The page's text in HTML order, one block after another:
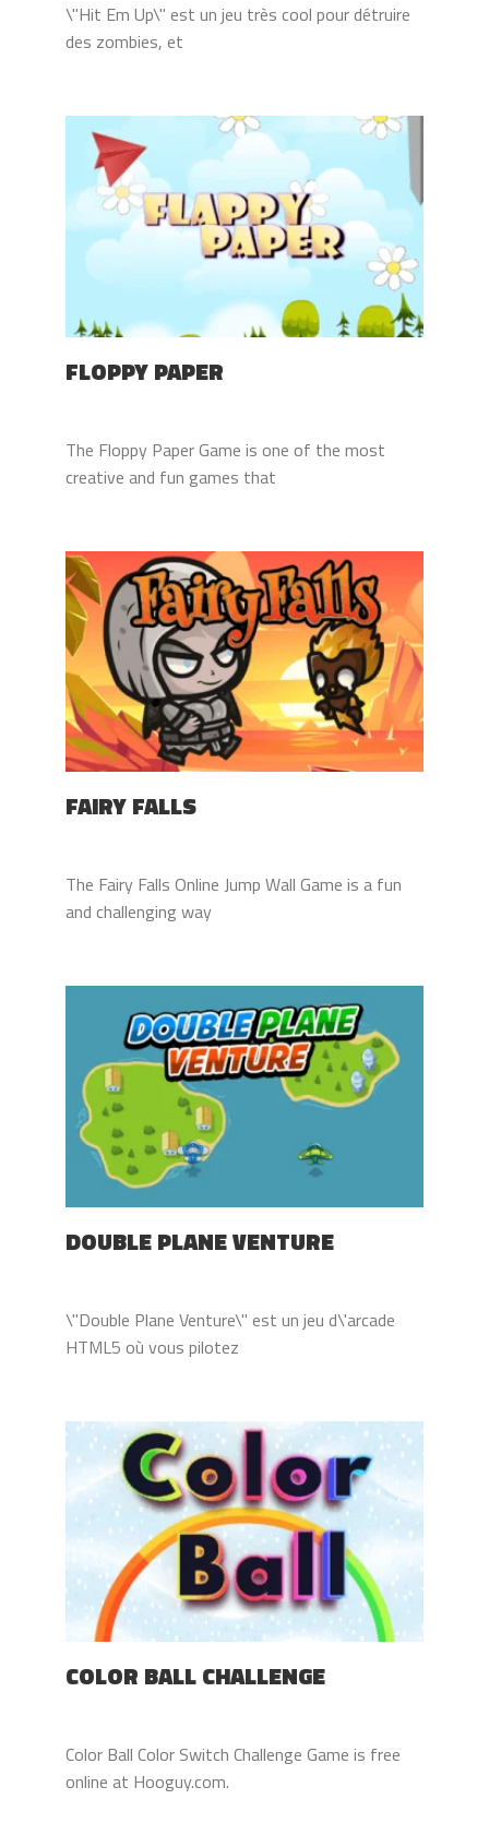
\"Hit Em Up\" est un jeu très cool pour détruire
des zombies, et
FLOPPY PAPER
The Floppy Paper Game is one of the most
creative and fun games that
FAIRY FALLS
The Fairy Falls Online Jump Wall Game is a fun
and challenging way
DOUBLE PLANE VENTURE
\"Double Plane Venture\" est un jeu d\'arcade
HTML5 où vous pilotez
COLOR BALL CHALLENGE
Color Ball Color Switch Challenge Game is free
online at Hooguy.com.